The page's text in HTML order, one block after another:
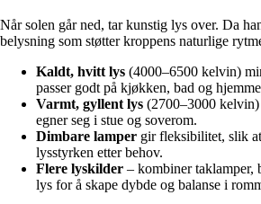
Når solen går ned, tar kunstig lys over. Da
belysning som støtter kroppens naturlige
Kaldt, hvitt lys (4000–6500 kelvin)
passer godt på kjøkken, bad og
Varmt, gyllent lys (2700–3000
egner seg i stue og soverom.
Dimbare lamper gir fleksibilitet, slik
lysstyrken etter behov.
Flere lyskilder – kombiner taklamper,
lys for å skape dybde og balanse i